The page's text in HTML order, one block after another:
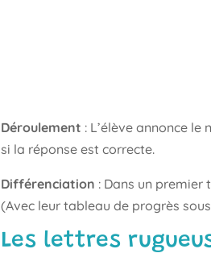
Déroulement : L’élève annonce
si la réponse est correcte.
Différenciation : Dans un premier
(Avec leur tableau de progrès
Les lettres